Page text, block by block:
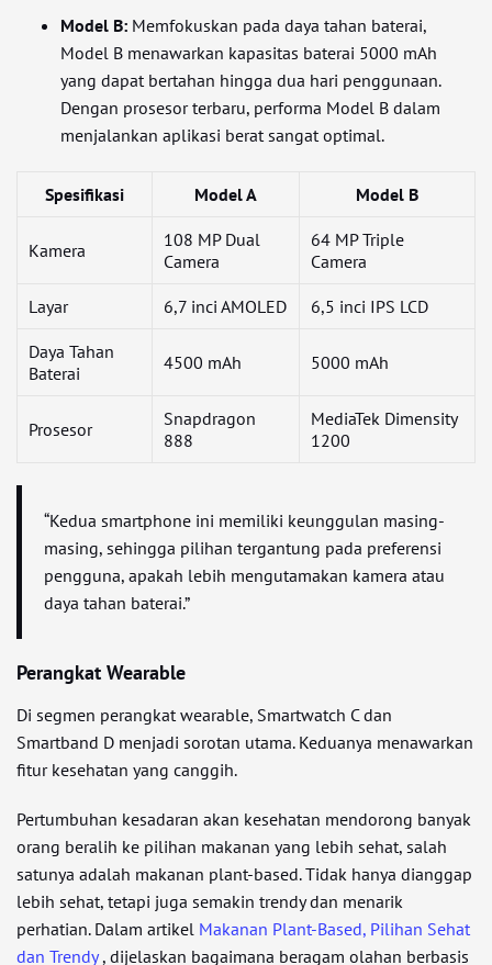
Model B: Memfokuskan pada daya tahan baterai,
Model B menawarkan kapasitas baterai 5000 mAh
yang dapat bertahan hingga dua hari penggunaan.
Dengan prosesor terbaru, performa Model B dalam
menjalankan aplikasi berat sangat optimal.
Spesifikasi Model A Model B
Kamera
108 MP Dual
Camera
64 MP Triple
Camera
Layar 6,7 inci AMOLED 6,5 inci IPS LCD
Daya Tahan
Baterai
4500 mAh 5000 mAh
Prosesor
Snapdragon
888
MediaTek Dimensity
1200
“Kedua smartphone ini memiliki keunggulan masing-
masing, sehingga pilihan tergantung pada preferensi
pengguna, apakah lebih mengutamakan kamera atau
daya tahan baterai.”
Perangkat Wearable
Di segmen perangkat wearable, Smartwatch C dan
Smartband D menjadi sorotan utama. Keduanya menawarkan
fitur kesehatan yang canggih.
Pertumbuhan kesadaran akan kesehatan mendorong banyak
orang beralih ke pilihan makanan yang lebih sehat, salah
satunya adalah makanan plant-based. Tidak hanya dianggap
lebih sehat, tetapi juga semakin trendy dan menarik
perhatian. Dalam artikel Makanan Plant-Based, Pilihan Sehat
dan Trendy, dijelaskan bagaimana beragam olahan berbasis